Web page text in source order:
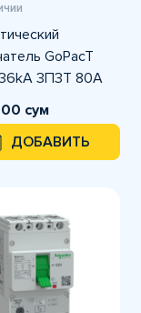
GoPacT
3П3Т 80A
сум
ДОБАВИТЬ